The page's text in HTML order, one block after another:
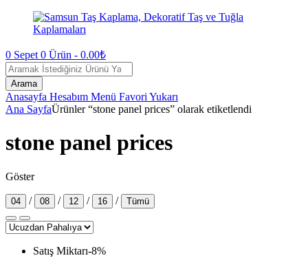
0 Sepet 0 Ürün - 0.00₺
Ürün
Arama
Arama
Anasayfa Hesabım Menü Favori Yukarı
Ana SayfaÜrünler “stone panel prices” olarak etiketlendi
stone panel prices
Göster
04 / 08 / 12 / 16 / Tümü
Satış Miktarı-8%